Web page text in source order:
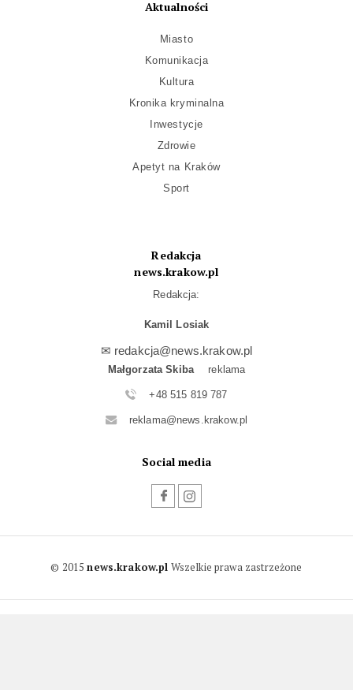
Aktualności
Miasto
Komunikacja
Kultura
Kronika kryminalna
Inwestycje
Zdrowie
Apetyt na Kraków
Sport
Redakcja
news.krakow.pl
Redakcja:
Kamil Losiak
✉ redakcja@news.krakow.pl
Małgorzata Skiba reklama
+48 515 819 787
reklama@news.krakow.pl
Social media
© 2015news.krakow.pl Wszelkie prawa zastrzeżone